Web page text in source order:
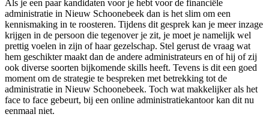
Als je een paar kandidaten voor je hebt voor de financiële
administratie in Nieuw Schoonebeek dan is het slim om een
kennismaking in te roosteren. Tijdens dit gesprek kan je meer inzage
krijgen in de persoon die tegenover je zit, je moet je namelijk wel
prettig voelen in zijn of haar gezelschap. Stel gerust de vraag wat
hem geschikter maakt dan de andere administrateurs en of hij of zij
ook diverse soorten bijkomende skills heeft. Tevens is dit een goed
moment om de strategie te bespreken met betrekking tot de
administratie in Nieuw Schoonebeek. Toch wat makkelijker als het
face to face gebeurt, bij een online administratiekantoor kan dit nu
eenmaal niet.